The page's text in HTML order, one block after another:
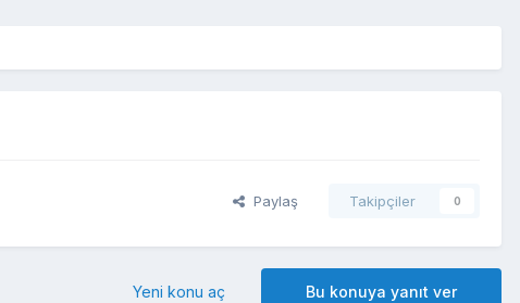
Paylaş Takipçiler 0
Bu konuya yanıt ver
Yeni konu aç